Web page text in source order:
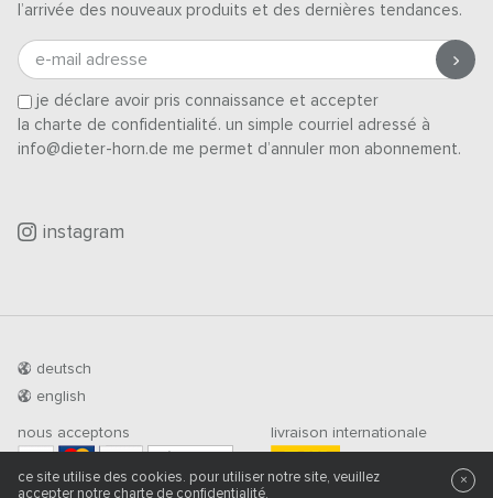
l’arrivée des nouveaux produits et des dernières tendances.
e-mail adresse
je déclare avoir pris connaissance et accepter
la charte de confidentialité. un simple courriel adressé à
info@dieter-horn.de me permet d’annuler mon abonnement.
instagram
deutsch
english
nous acceptons livraison internationale
ce site utilise des cookies. pour utiliser notre site, veuillez
accepter notre charte de confidentialité.
×